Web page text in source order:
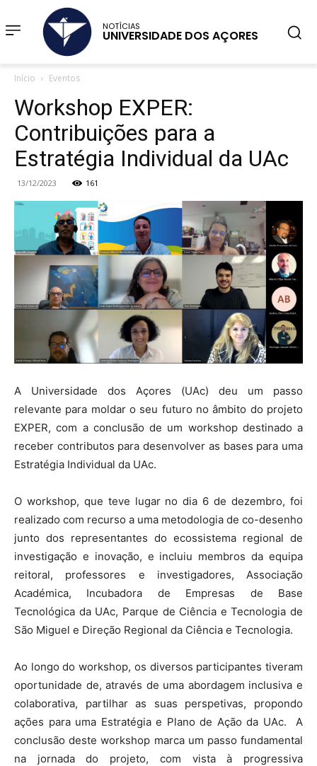
NOTÍCIAS
UNIVERSIDADE DOS AÇORES
Início Eventos
Workshop EXPER:
Contribuições para a
Estratégia Individual da UAc
13/12/2023 161
A Universidade dos Açores (UAc) deu um passo
relevante para moldar o seu futuro no âmbito do projeto
EXPER, com a conclusão de um workshop destinado a
receber contributos para desenvolver as bases para uma
Estratégia Individual da UAc.
O workshop, que teve lugar no dia 6 de dezembro, foi
realizado com recurso a uma metodologia de co-desenho
junto dos representantes do ecossistema regional de
investigação e inovação, e incluiu membros da equipa
reitoral, professores e investigadores, Associação
Académica, Incubadora de Empresas de Base
Tecnológica da UAc, Parque de Ciência e Tecnologia de
São Miguel e Direção Regional da Ciência e Tecnologia.
Ao longo do workshop, os diversos participantes tiveram
oportunidade de, através de uma abordagem inclusiva e
colaborativa, partilhar as suas perspetivas, propondo
ações para uma Estratégia e Plano de Ação da UAc. A
conclusão deste workshop marca um passo fundamental
na jornada do projeto, com vista à progressiva